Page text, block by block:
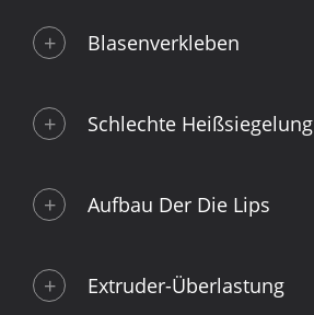
Blasenverkleben
Schlechte Heißsiegelung
Aufbau Der Die Lips
Extruder-Überlastung